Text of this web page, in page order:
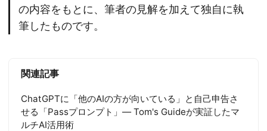
の内容をもとに、筆者の見解を加えて独自に執
筆したものです。
関連記事
ChatGPTに「他のAIの方が向いている」と自己申告さ
せる「Passプロンプト」— Tom's Guideが実証したマ
ルチAI活用術